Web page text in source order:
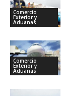
Comercio
Exterior y
Aduanas
Comercio
Exterior y
Aduanas